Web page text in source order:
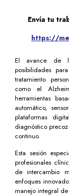
Envía tu
https://
El avance de
posibilidades
tratamiento
como el
herramientas
automático,
plataformas
diagnóstico
continuo.
Esta sesión
profesionales
de intercambio
enfoques
manejo integral